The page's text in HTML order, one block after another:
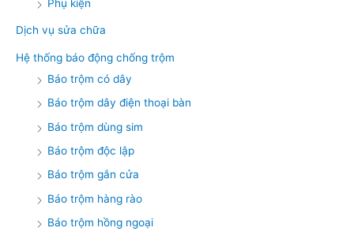
Phụ kiện
Dịch vụ sửa chữa
Hệ thống báo động chống trộm
Báo trộm có dây
Báo trộm dây điện thoại bàn
Báo trộm dùng sim
Báo trộm độc lập
Báo trộm gắn cửa
Báo trộm hàng rào
Báo trộm hồng ngoại